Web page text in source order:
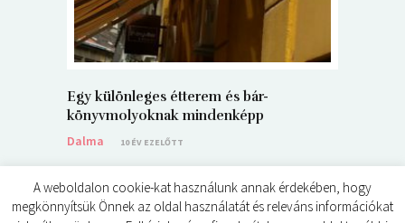
Egy különleges étterem és bár-
könyvmolyoknak mindenképp
Dalma
10 ÉV EZELŐTT
A weboldalon cookie-kat használunk annak érdekében, hogy
megkönnyítsük Önnek az oldal használatát és releváns információkat